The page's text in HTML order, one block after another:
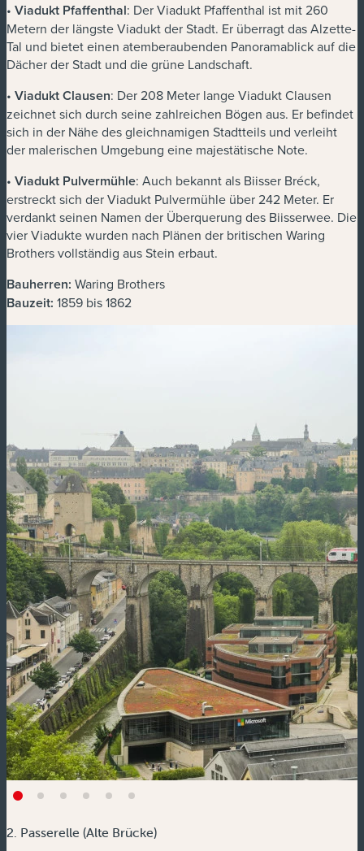
• Viadukt Pfaffenthal: Der Viadukt Pfaffenthal ist mit 260
Metern der längste Viadukt der Stadt. Er überragt das Alzette-
Tal und bietet einen atemberaubenden Panoramablick auf die
Dächer der Stadt und die grüne Landschaft.
• Viadukt Clausen: Der 208 Meter lange Viadukt Clausen
zeichnet sich durch seine zahlreichen Bögen aus. Er befindet
sich in der Nähe des gleichnamigen Stadtteils und verleiht
der malerischen Umgebung eine majestätische Note.
• Viadukt Pulvermühle: Auch bekannt als Biisser Bréck,
erstreckt sich der Viadukt Pulvermühle über 242 Meter. Er
verdankt seinen Namen der Überquerung des Biisserwee. Die
vier Viadukte wurden nach Plänen der britischen Waring
Brothers vollständig aus Stein erbaut.
Bauherren: Waring Brothers
Bauzeit: 1859 bis 1862
2. Passerelle (Alte Brücke)